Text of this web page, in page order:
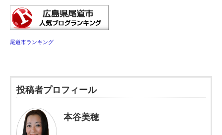
尾道市ランキング
投稿者プロフィール
本谷美穂